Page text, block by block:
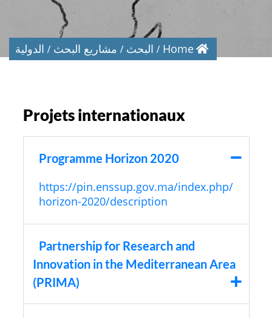
Home البحث مشاريع البحث الدولية
Projets internationaux
Programme Horizon 2020
https://pin.enssup.gov.ma/index.php/
horizon-2020/description
Partnership for Research and
Innovation in the Mediterranean Area
(PRIMA)